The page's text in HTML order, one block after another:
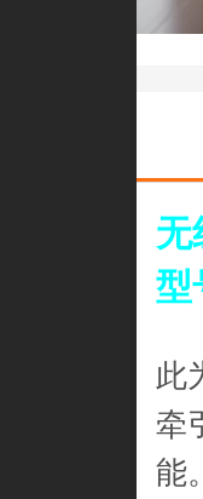
无
型
此
牵
能